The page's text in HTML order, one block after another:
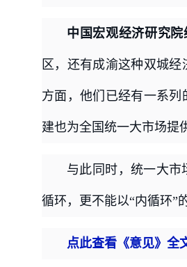
中国宏观经济研究
区，还有成渝这种双城
方面，他们已经有一系
建也为全国统一大市场提
与此同时，统一大市
循环，更不能以“内循环”
点此查看《意见》全